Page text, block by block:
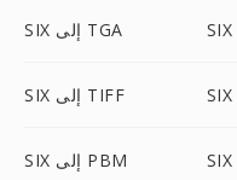
SIX إلى TGA
SIX إلى TIFF
SIX إلى PBM